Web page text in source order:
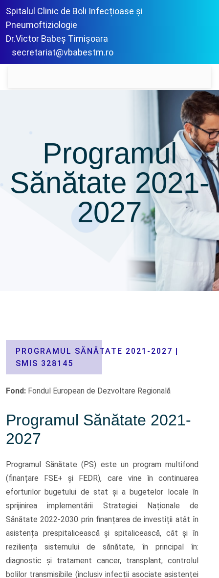
Spitalul Clinic de Boli Infecțioase și
Pneumoftiziologie
Dr.Victor Babeș Timișoara
secretariat@vbabestm.ro
Programul
Sănătate 2021-
2027
PROGRAMUL SĂNĂTATE 2021-2027 |
SMIS 328145
Fond: Fondul European de Dezvoltare Regională
Programul Sănătate 2021-
2027
Programul Sănătate (PS) este un program multifond
(finanțare FSE+ și FEDR), care vine în continuarea
eforturilor bugetului de stat și a bugetelor locale în
sprijinirea implementării Strategiei Naționale de
Sănătate 2022-2030 prin finanțarea de investiții atât în
asistența prespitalicească și spitalicească, cât și în
reziliența sistemului de sănătate, în principal în:
diagnostic și tratament cancer, transplant, controlul
bolilor transmisibile (inclusiv infecții asociate asistenței